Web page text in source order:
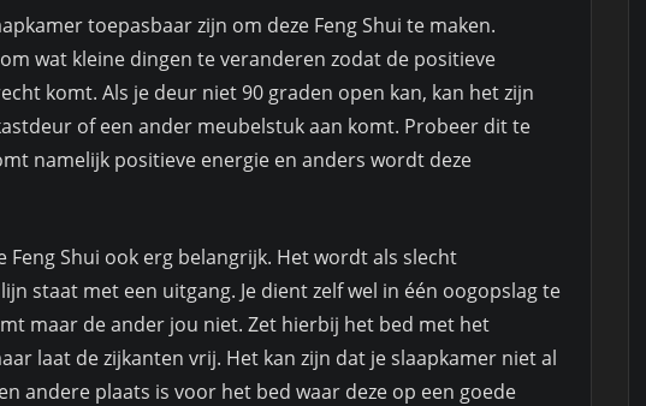
toepasbaar zijn om deze Feng Shui te maken.
wat kleine dingen te veranderen zodat de positieve
komt. Als je deur niet 90 graden open kan, kan het zijn
of een ander meubelstuk aan komt. Probeer dit te
namelijk positieve energie en anders wordt deze
Feng Shui ook erg belangrijk. Het wordt als slecht
staat met een uitgang. Je dient zelf wel in één oogopslag te
maar de ander jou niet. Zet hierbij het bed met het
laat de zijkanten vrij. Het kan zijn dat je slaapkamer niet al
andere plaats is voor het bed waar deze op een goede